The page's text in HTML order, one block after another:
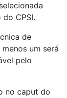
CPSI.
de
um será
pelo
no caput do